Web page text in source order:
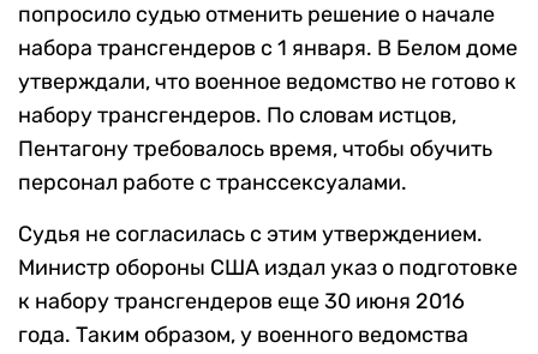
попросило судью отменить решение о начале
набора трансгендеров с 1 января. В Белом доме
утверждали, что военное ведомство не готово к
набору трансгендеров. По словам истцов,
Пентагону требовалось время, чтобы обучить
персонал работе с транссексуалами.
Судья не согласилась с этим утверждением.
Министр обороны США издал указ о подготовке
к набору трансгендеров еще 30 июня 2016
года. Таким образом, у военного ведомства